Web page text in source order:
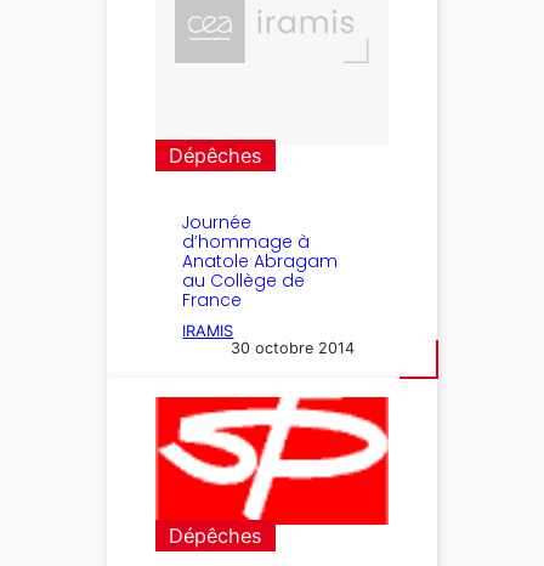
Dépêches
Journée
d’hommage à
Anatole Abragam
au Collège de
France
IRAMIS
30 octobre 2014
Dépêches